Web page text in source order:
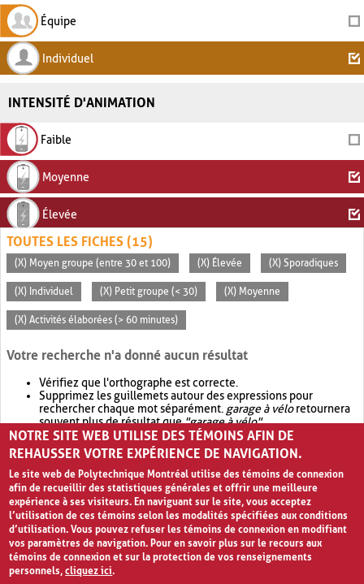
Équipe
Individuel
INTENSITÉ D'ANIMATION
Faible
Moyenne
Élevée
TOUTES LES FICHES (15)
(X) Moyen groupe (entre 30 et 100) (X) Élevée (X) Sporadiques
(X) Individuel (X) Petit groupe (< 30) (X) Moyenne
(X) Activités élaborées (> 60 minutes)
Votre recherche n'a donné aucun résultat
Vérifiez que l'orthographe est correcte.
Supprimez les guillemets autour des expressions pour
rechercher chaque mot séparément. garage à véloretournera
souvent plus de résultat que"garage à vélo".
Envisagez d'élargir votre recherche avec OR.garage OR vélo
retournera souvent plus de résultat quegarage à vélo
NOTRE SITE WEB UTILISE DES TÉMOINS AFIN DE
REHAUSSER VOTRE EXPÉRIENCE DE NAVIGATION.
Le site web de Polytechnique Montréal utilise des témoins de connexion
afin de recueillir des statistiques générales et offrir une meilleure
expérience à ses visiteurs. En naviguant sur le site, vous acceptez
l’utilisation de ces témoins selon les modalités spécifiées aux conditions
d’utilisation. Vous pouvez refuser les témoins de connexion en modifiant
vos paramètres de navigation. Pour en savoir plus sur le recours aux
témoins de connexion et sur la protection de vos renseignements
personnels,cliquez ici.